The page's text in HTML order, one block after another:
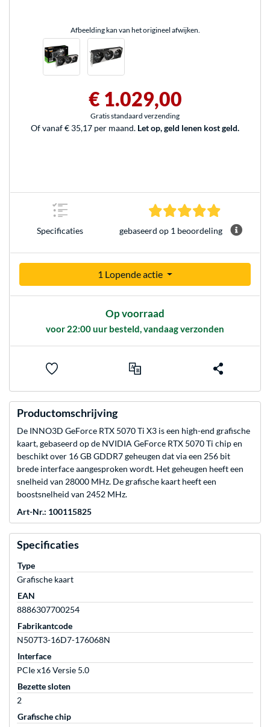
Afbeelding kan van het origineel afwijken.
€ 1.029,00
Gratis standaard verzending
Of vanaf € 35,17 per maand. Let op, geld lenen kost geld.
Specificaties gebaseerd op 1 beoordeling
1 Lopende actie
Op voorraad
voor 22:00 uur besteld, vandaag verzonden
Productomschrijving
De INNO3D GeForce RTX 5070 Ti X3 is een high-end grafische
kaart, gebaseerd op de NVIDIA GeForce RTX 5070 Ti chip en
beschikt over 16 GB GDDR7 geheugen dat via een 256 bit
brede interface aangesproken wordt. Het geheugen heeft een
snelheid van 28000 MHz. De grafische kaart heeft een
boostsnelheid van 2452 MHz.
Art-Nr.: 100115825
Specificaties
Type
Grafische kaart
EAN
8886307700254
Fabrikantcode
N507T3-16D7-176068N
Interface
PCIe x16 Versie 5.0
Bezette sloten
2
Grafische chip